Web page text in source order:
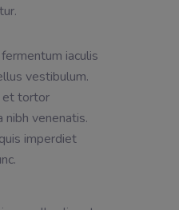
iaculis
vestibulum.
et tortor
nibh venenatis.
imperdiet